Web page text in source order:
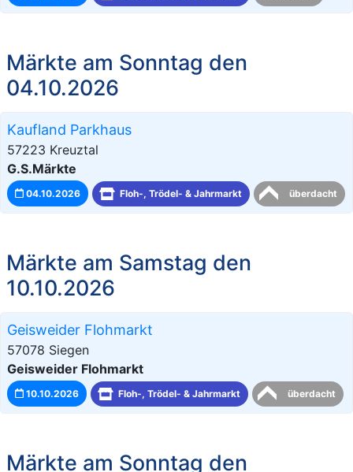
Märkte am Sonntag den
04.10.2026
Kaufland Parkhaus
57223 Kreuztal
G.S.Märkte
04.10.2026 Floh-, Trödel- & Jahrmarkt überdacht
Märkte am Samstag den
10.10.2026
Geisweider Flohmarkt
57078 Siegen
Geisweider Flohmarkt
10.10.2026 Floh-, Trödel- & Jahrmarkt überdacht
Märkte am Sonntag den